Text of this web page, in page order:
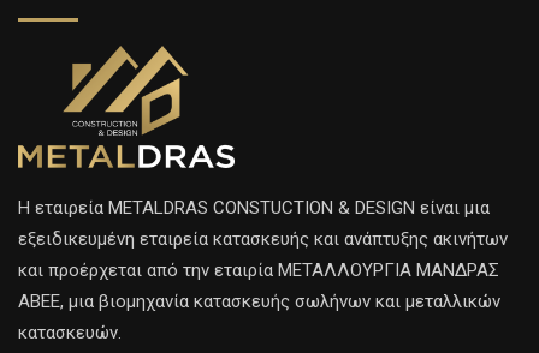
H εταιρεία METALDRAS CONSTUCTION & DESIGN είναι μια
εξειδικευμένη εταιρεία κατασκευής και ανάπτυξης ακινήτων
και προέρχεται από την εταιρία ΜΕΤΑΛΛΟΥΡΓΙΑ ΜΑΝΔΡΑΣ
ΑΒΕΕ, μια βιομηχανία κατασκευής σωλήνων και μεταλλικών
κατασκευών.